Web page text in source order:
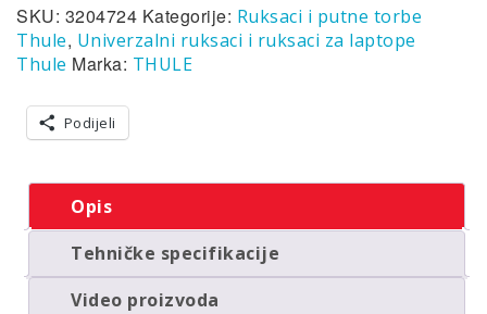
40
L
oker
količina
SKU: 3204724 Kategorije: Ruksaci i putne torbe
Thule, Univerzalni ruksaci i ruksaci za laptope
Thule Marka: THULE
Podijeli
Opis
Tehničke specifikacije
Video proizvoda